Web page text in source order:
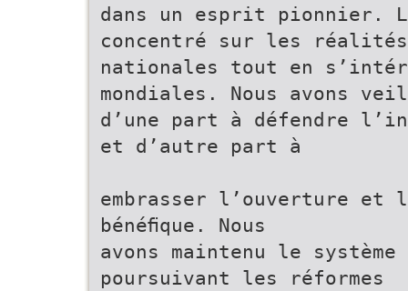
dans un esprit pionnier.
concentré sur les réalités
nationales tout en
mondiales. Nous avons
d’une part à défendre
et d’autre part à
embrasser l’ouverture et
bénéﬁque. Nous
avons maintenu le
poursuivant les réformes